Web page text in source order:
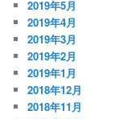
2019年5月
2019年4月
2019年3月
2019年2月
2019年1月
2018年12月
2018年11月